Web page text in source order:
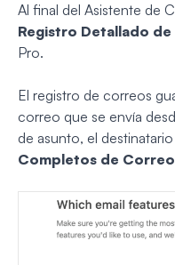
Al final del Asistente de
Registro Detallado
Pro.
El registro de correos
correo que se envía
de asunto, el
Completos de